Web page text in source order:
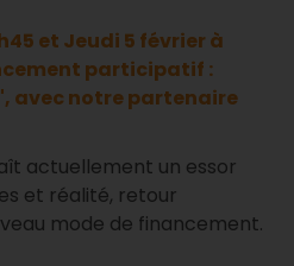
et Jeudi 5 février à
participatif :
avec notre partenaire
actuellement un essor
et réalité, retour
mode de financement.